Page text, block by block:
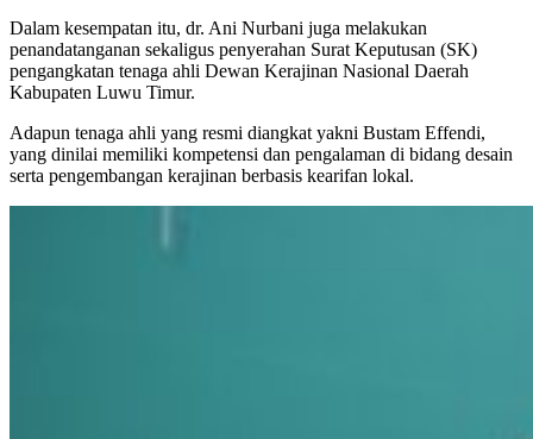
Dalam kesempatan itu, dr. Ani Nurbani juga melakukan
penandatanganan sekaligus penyerahan Surat Keputusan (SK)
pengangkatan tenaga ahli Dewan Kerajinan Nasional Daerah
Kabupaten Luwu Timur.
Adapun tenaga ahli yang resmi diangkat yakni Bustam Effendi,
yang dinilai memiliki kompetensi dan pengalaman di bidang desain
serta pengembangan kerajinan berbasis kearifan lokal.